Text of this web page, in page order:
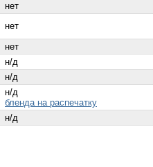
нет
нет
нет
н/д
н/д
н/д
бленда на распечатку
н/д